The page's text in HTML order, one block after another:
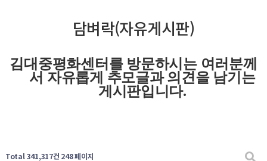
담벼락(자유게시판)
김대중평화센터를 방문하시는 여러분께
서 자유롭게 추모글과의견을 남기는
게시판입니다.
Total 341,317건 248 페이지